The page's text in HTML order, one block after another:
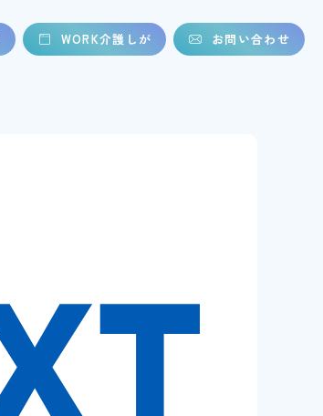
WORK介護しが お問い合わせ